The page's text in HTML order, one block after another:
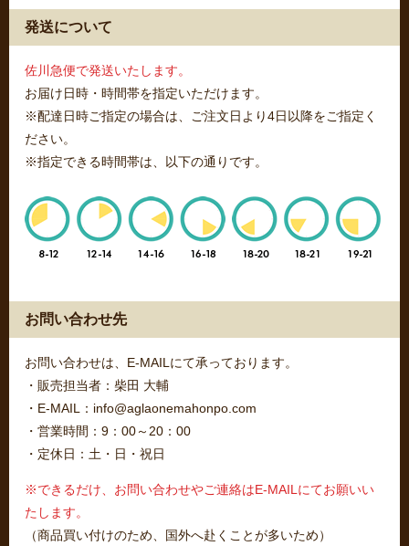
発送について
佐川急便で発送いたします。
お届け日時・時間帯を指定いただけます。
※配達日時ご指定の場合は、ご注文日より4日以降をご指定く
ださい。
※指定できる時間帯は、以下の通りです。
お問い合わせ先
お問い合わせは、E-MAILにて承っております。
・販売担当者：柴田 大輔
・E-MAIL：info@aglaonemahonpo.com
・営業時間：9：00～20：00
・定休日：土・日・祝日
※できるだけ、お問い合わせやご連絡はE-MAILにてお願いい
たします。
（商品買い付けのため、国外へ赴くことが多いため）